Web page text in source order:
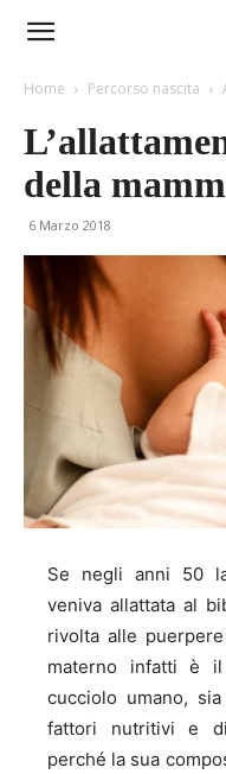
Maternità360
Home Percorso nascita
della
6 Marzo 2018
Se negli anni 50
veniva allattata al
rivolta alle
materno infatti è
cucciolo umano,
fattori nutritivi e
perché la sua